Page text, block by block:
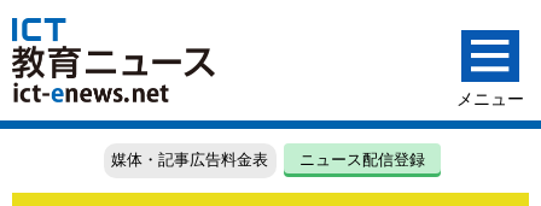
媒体・記事広告料金表 ニュース配信登録